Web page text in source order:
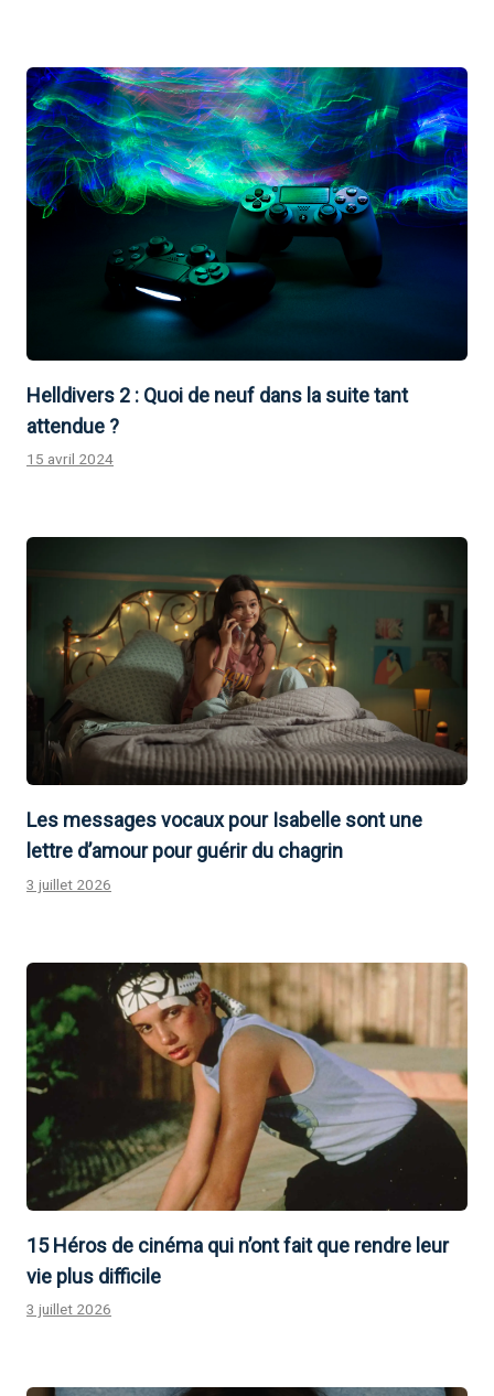
Helldivers 2 : Quoi de neuf dans la suite tant
attendue ?
15 avril 2024
Les messages vocaux pour Isabelle sont une
lettre d’amour pour guérir du chagrin
3 juillet 2026
15 Héros de cinéma qui n’ont fait que rendre leur
vie plus difficile
3 juillet 2026